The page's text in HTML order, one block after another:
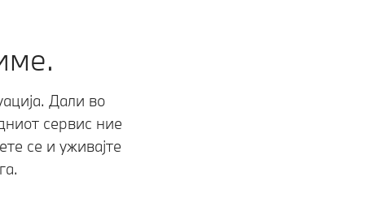
Дали во
сервис ние
се и уживајте